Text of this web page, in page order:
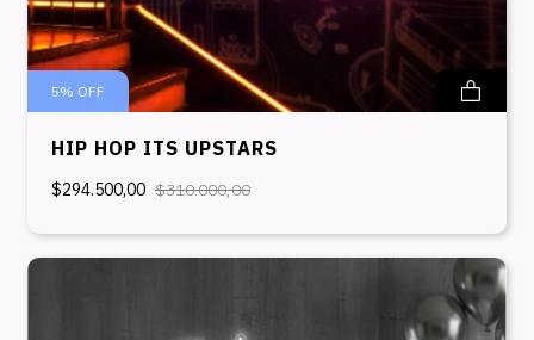
5% OFF
HIP HOP ITS UPSTARS
$294.500,00 $310.000,00